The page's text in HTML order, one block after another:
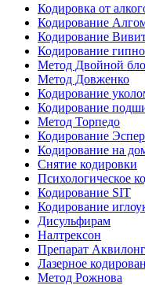
Кодировка от
Кодирование
Кодирование
Кодирование
Метод Двойной
Метод Довженко
Кодирование
Кодирование
Метод Торпедо
Кодирование
Кодирование на
Снятие кодировки
Психологическое
Кодирование SIT
Кодирование
Дисульфирам
Налтрексон
Препарат Аквилонг
Лазерное
Метод Рожнова